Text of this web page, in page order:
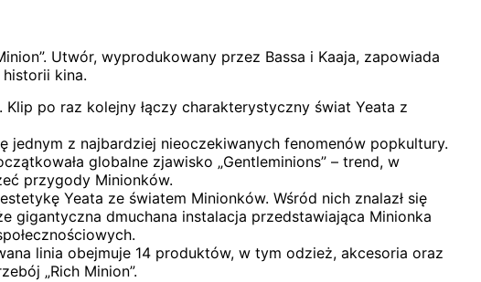
Utwór, wyprodukowany przez Bassa i Kaaja, zapowiada
kina.
po raz kolejny łączy charakterystyczny świat Yeata z
jednym z najbardziej nieoczekiwanych fenomenów popkultury.
globalne zjawisko „Gentleminions” – trend, w
przygody Minionków.
Yeata ze światem Minionków. Wśród nich znalazł się
gigantyczna dmuchana instalacja przedstawiająca Minionka
linia obejmuje 14 produktów, w tym odzież, akcesoria oraz
„Rich Minion”.